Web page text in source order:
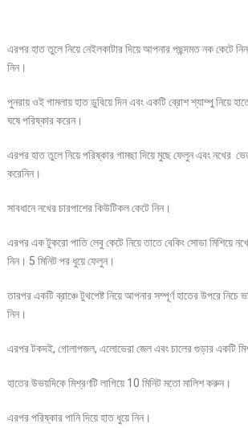
এরপর হাত তুলে নিয়ে নেইলকাটার দিয়ে আপনার পছন্দমত নক কেটে নিন
নিন।
পুনরায় ওই গামলায় হাত ডুবিয়ে দিন এবং একটি ব্রােশ শ্যাম্পু নিয়ে
ঘষে পরিষ্কার করেন।
এরপর হাত তুলে নিয়ে পরিষ্কার গামছা দিয়ে মুছে ফেলুন এবং নখের
করেনিন।
সাবধানে নখের চারপাশের কিউটিকল কেটে নিন।
এরপর এক টুকরো পাতি লেবু কেটে নিয়ে তাতে বেকিং সোডা মিশিয়ে
নিন। 5 মিনিট পর ধুয়ে ফেলুন।
তারপর একটি ব্রাঞ্চে টুথপেষ্ট নিয়ে আপনার সম্পূর্ণ হাতের উপরে নিচে
নিন।
এরপর টকদই, গোলাপজল, এলোভেরা জেল এবং চালের গুড়ার একটি
হাতের উভয়দিকে মিশ্রণটি লাগিয়ে 10 মিনিট মতো মালিশ করুন।
এরপর পরিষ্কার পানি দিয়ে হাত ধুয়ে নিন।